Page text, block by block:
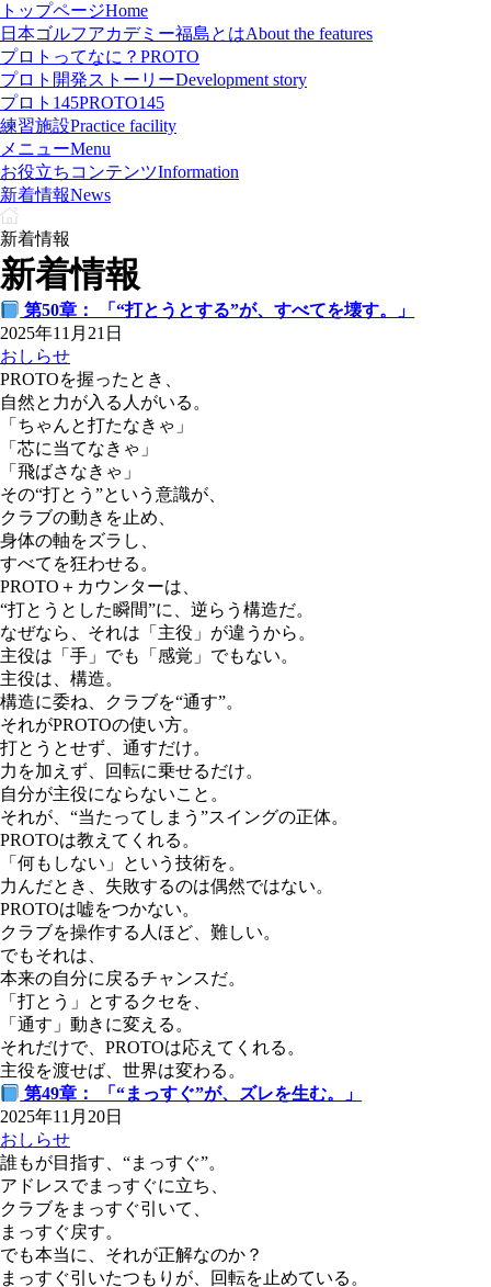
トップページHome
日本ゴルフアカデミー福島とはAbout the features
プロトってなに？ PROTO
プロト開発ストーリーDevelopment story
プロト145PROTO145
練習施設Practice facility
メニューMenu
お役立ちコンテンツInformation
新着情報News
新着情報
新着情報
第50章： 「“打とうとする”が、すべてを壊す。」
2025年11月21日
おしらせ
PROTOを握ったとき、
自然と力が入る人がいる。
「ちゃんと打たなきゃ」
「芯に当てなきゃ」
「飛ばさなきゃ」
その“打とう”という意識が、
クラブの動きを止め、
身体の軸をズラし、
すべてを狂わせる。
PROTO＋カウンターは、
“打とうとした瞬間”に、逆らう構造だ。
なぜなら、それは「主役」が違うから。
主役は「手」でも「感覚」でもない。
主役は、構造。
構造に委ね、クラブを“通す”。
それがPROTOの使い方。
打とうとせず、通すだけ。
力を加えず、回転に乗せるだけ。
自分が主役にならないこと。
それが、“当たってしまう”スイングの正体。
PROTOは教えてくれる。
「何もしない」という技術を。
力んだとき、失敗するのは偶然ではない。
PROTOは嘘をつかない。
クラブを操作する人ほど、難しい。
でもそれは、
本来の自分に戻るチャンスだ。
「打とう」とするクセを、
「通す」動きに変える。
それだけで、PROTOは応えてくれる。
主役を渡せば、世界は変わる。
第49章： 「“まっすぐ”が、ズレを生む。」
2025年11月20日
おしらせ
誰もが目指す、“まっすぐ”。
アドレスでまっすぐに立ち、
クラブをまっすぐ引いて、
まっすぐ戻す。
でも本当に、それが正解なのか？
まっすぐ引いたつもりが、回転を止めている。